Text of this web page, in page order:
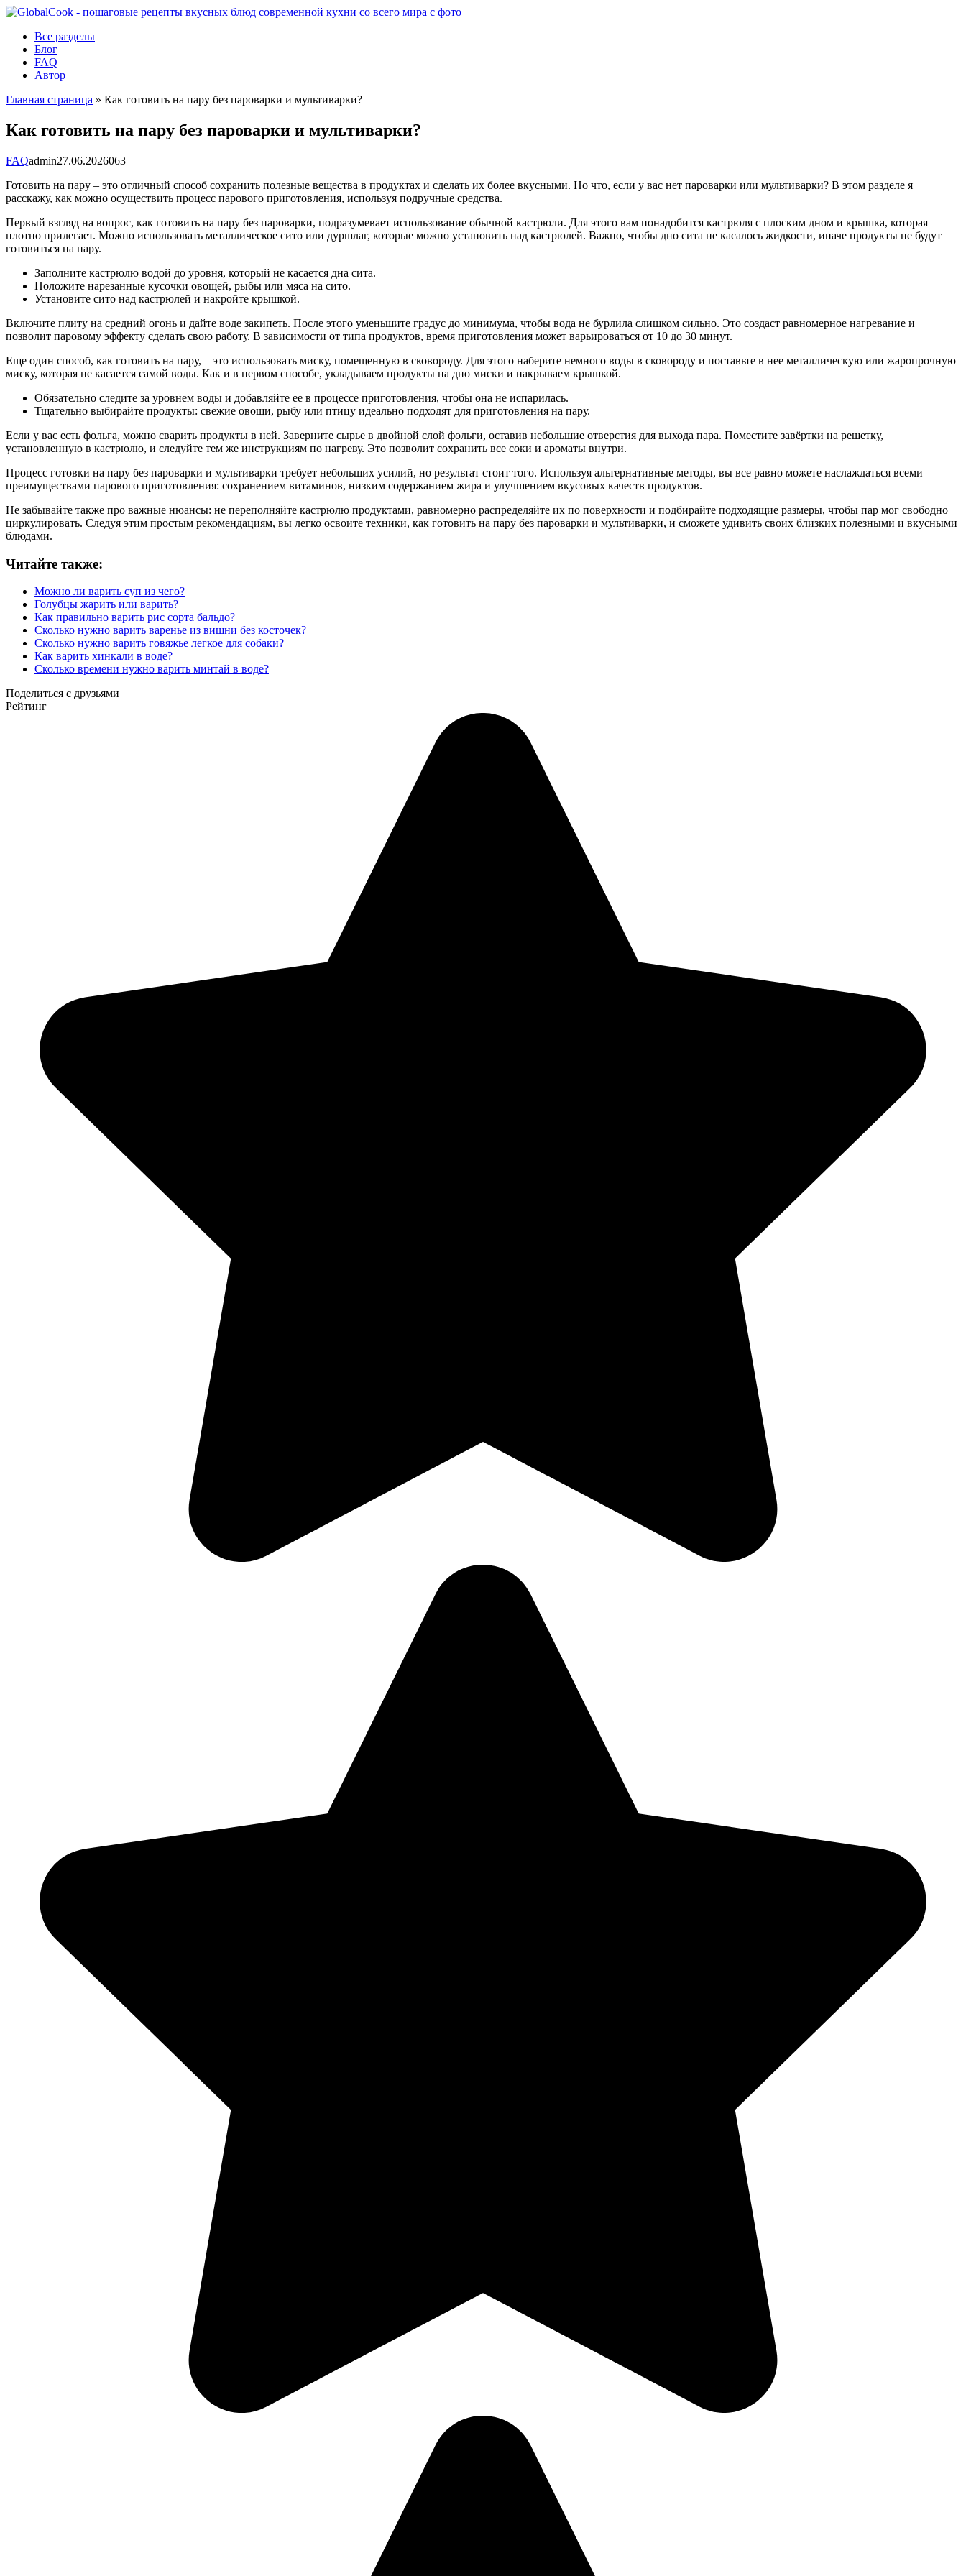
Перейти
контентуВсе разделы
Блог
FAQ
Автор
Главная страница » Как готовить на пару без пароварки и мультиварки?
Как готовить на пару без пароварки и мультиварки?
FAQadmin27.06.2026063
Готовить на пару – это отличный способ сохранить полезные вещества в продуктах и сделать их более вкусными. Но что, если у вас нет пароварки или мультиварки? В этом разделе я
расскажу, как можно осуществить процесс парового приготовления, используя подручные средства.
Первый взгляд на вопрос, как готовить на пару без пароварки, подразумевает использование обычной кастрюли. Для этого вам понадобится кастрюля с плоским дном и крышка, которая
плотно прилегает. Можно использовать металлическое сито или дуршлаг, которые можно установить над кастрюлей. Важно, чтобы дно сита не касалось жидкости, иначе продукты не будут
готовиться на пару.
Заполните кастрюлю водой до уровня, который не касается дна сита.
Положите нарезанные кусочки овощей, рыбы или мяса на сито.
Установите сито над кастрюлей и накройте крышкой.
Включите плиту на средний огонь и дайте воде закипеть. После этого уменьшите градус до минимума, чтобы вода не бурлила слишком сильно. Это создаст равномерное нагревание и
позволит паровому эффекту сделать свою работу. В зависимости от типа продуктов, время приготовления может варьироваться от 10 до 30 минут.
Еще один способ, как готовить на пару, – это использовать миску, помещенную в сковороду. Для этого наберите немного воды в сковороду и поставьте в нее металлическую или жаропрочную
миску, которая не касается самой воды. Как и в первом способе, укладываем продукты на дно миски и накрываем крышкой.
Обязательно следите за уровнем воды и добавляйте ее в процессе приготовления, чтобы она не испарилась.
Тщательно выбирайте продукты: свежие овощи, рыбу или птицу идеально подходят для приготовления на пару.
Если у вас есть фольга, можно сварить продукты в ней. Заверните сырье в двойной слой фольги, оставив небольшие отверстия для выхода пара. Поместите завёртки на решетку,
установленную в кастрюлю, и следуйте тем же инструкциям по нагреву. Это позволит сохранить все соки и ароматы внутри.
Процесс готовки на пару без пароварки и мультиварки требует небольших усилий, но результат стоит того. Используя альтернативные методы, вы все равно можете наслаждаться всеми
преимуществами парового приготовления: сохранением витаминов, низким содержанием жира и улучшением вкусовых качеств продуктов.
Не забывайте также про важные нюансы: не переполняйте кастрюлю продуктами, равномерно распределяйте их по поверхности и подбирайте подходящие размеры, чтобы пар мог свободно
циркулировать. Следуя этим простым рекомендациям, вы легко освоите техники, как готовить на пару без пароварки и мультиварки, и сможете удивить своих близких полезными и вкусными
блюдами.
Читайте также:
Можно ли варить суп из чего?
Голубцы жарить или варить?
Как правильно варить рис сорта бальдо?
Сколько нужно варить варенье из вишни без косточек?
Сколько нужно варить говяжье легкое для собаки?
Как варить хинкали в воде?
Сколько времени нужно варить минтай в воде?
Поделиться с друзьями
Рейтинг